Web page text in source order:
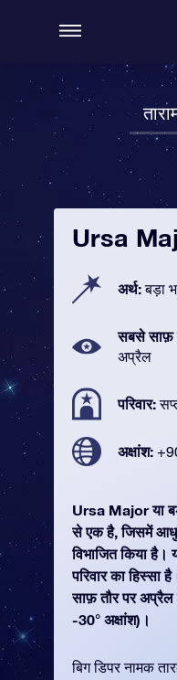
Ursa
अर्थ:बड़ा
सबसे साफ़
अप्रैल
परिवार:
अक्षांश:
Ursa Major या
से एक है, जिसमें
विभाजित किया
परिवार का
साफ़ तौर पर
-30° अक्षांश)।
बिग डिपर नामक